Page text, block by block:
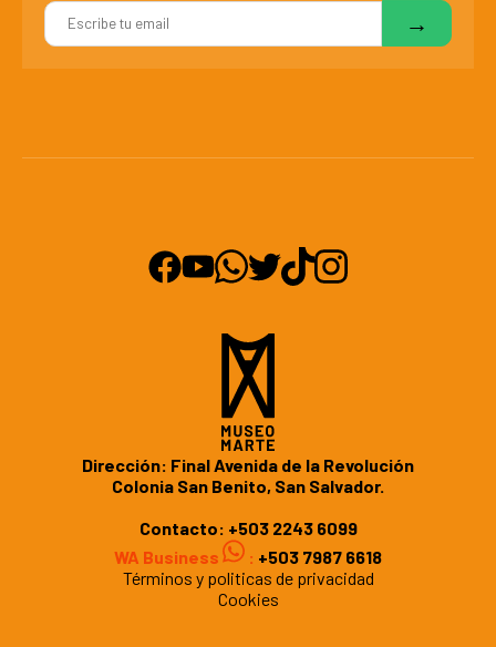
Dirección: Final Avenida de la Revolución
Colonia San Benito, San Salvador.
Contacto: +503 2243 6099
WA Business
: +503 7987 6618
Términos y politicas de privacidad
Cookies